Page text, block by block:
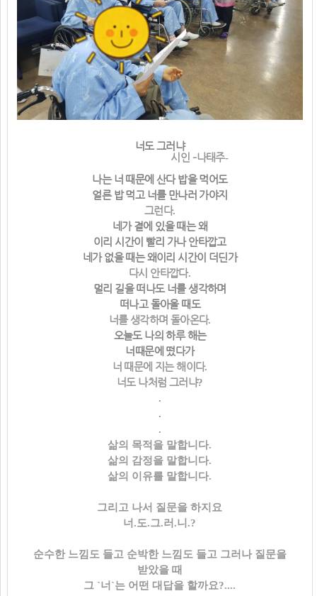
너도 그러냐
시인 –나태주-
나는 너 때문에 산다 밥을 먹어도
얼른 밥 먹고 너를 만나러 가야지
그런다.
네가 곁에 있을 때는 왜
이리 시간이 빨리 가나 안타깝고
네가 없을 때는 왜이리 시간이 더딘가
다시 안타깝다.
멀리 길을 떠나도 너를 생각하며
떠나고 돌아올 때도
너를 생각하며 돌아온다.
오늘도 나의 하루 해는
너때문에 떴다가
너 때문에 지는 해이다.
너도 나처럼 그러냐?
.
.
.
삶의 목적을 말합니다.
삶의 감정을 말합니다.
삶의 이유를 말합니다.
그리고 나서 질문을 하지요
너.도.그.러.니.?
순수한 느낌도 들고 순박한 느낌도 들고 그러나 질문을
받았을 때
그 `너`는 어떤 대답을 할까요?....